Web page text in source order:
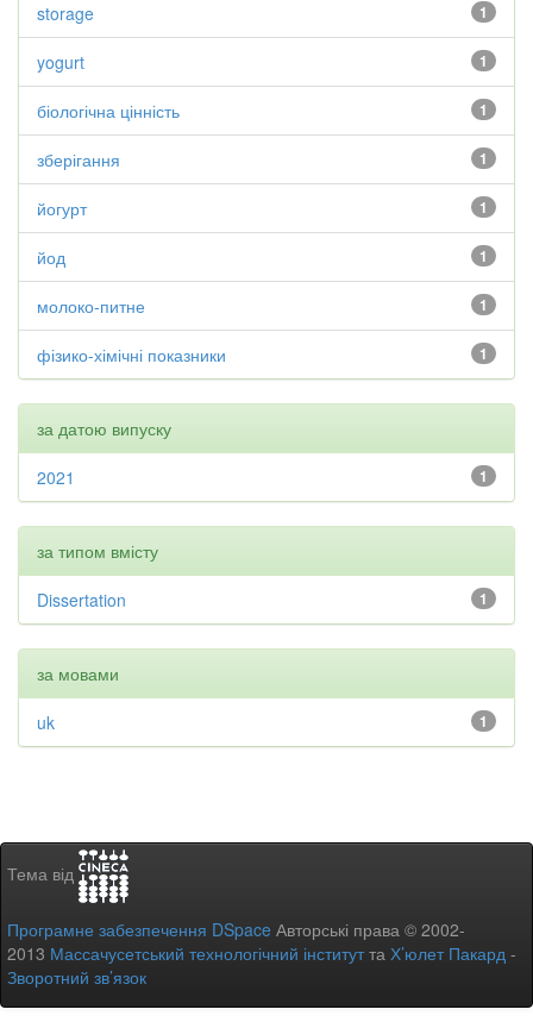
1
storage
1
yogurt
1
біологічна цінність
1
зберігання
1
йогурт
1
йод
1
молоко-питне
1
фізико-хімічні показники
за датою випуску
1
2021
за типом вмісту
1
Dissertation
за мовами
1
uk
Тема від
Програмне забезпечення DSpace Авторські права © 2002-
2013 Массачусетський технологічний інститутта Х’юлет Пакард -
Зворотний зв’язок